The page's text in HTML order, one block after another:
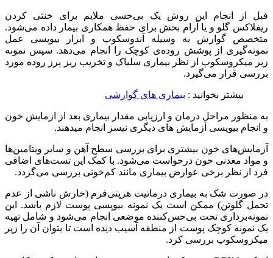
قبل از انجام این روش یک بی‌حسی ملایم برای خنثی کردن
ریفلاکس گلو و یا آرام بخش برای حفظ همکاری بیمار داده می‌شود.
متخصص گوارش به وسیله آندوسکوپ و ابزار بیوپسی عمل
نمونه‌گیری از پوشش روده‌ی کوچک را انجام می‌دهد. سپس نمونه
زیر میکروسکوپ از نظر بیماری سلیاک و تخریب ریز پرز روده مورد
بررسی قرار می‌گیرد.
بیشتر بخوانید : بیماری های گوارشی
به منظور مراحل درمان و ارزیابی مقدار بیماری بعد از ازمایش خون
و انجام بیوپسی آزمایش های دیگری نیسز انجام میدهند.
آزمایش‌های خون بیشتری برای بررسی سطح آهن و سایر ویتامین‌ها
و مواد معدنی خون درخواست می‌شود. با کمک این تست‌های اضافی
فرد از نظر برخی عوارض بیماری مانند کم‌خونی بررسی می‌گردد.
در صورت شک به بیماری درماتیت هرپتی‌فرم (خارش ناشی از عدم
تحمل گلوتن) ممکن است یک نمونه بیوپسی پوست لازم باشد. این
نمونه‌برداری تحت بی‌حس‌کننده موضعی انجام می‌شود و شامل تهیه
یک نمونه کوچک پوست از منطقه آسیب دیده است تا بتوان آن را زیر
میکروسکوپ بررسی کرد.